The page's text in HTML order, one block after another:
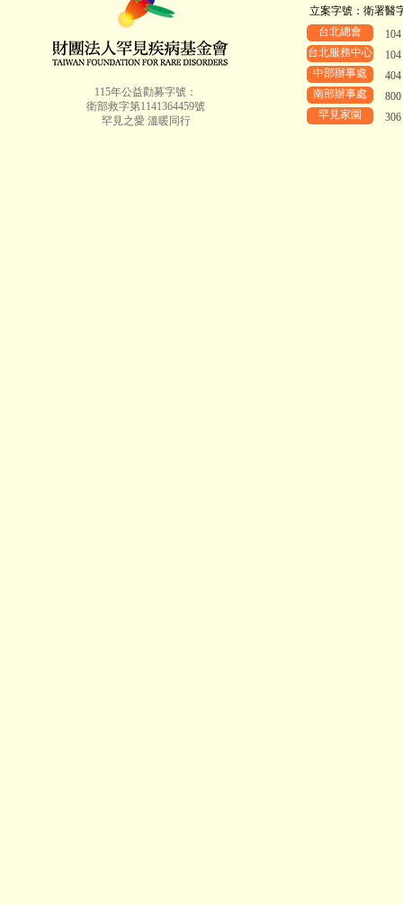
115年公益勸募字號：
衛部救字第1141364459號
罕見之愛 溫暖同行
立案字號：衛署醫
台北總會
台北服務中心
中部辦事處
南部辦事處
罕見家園